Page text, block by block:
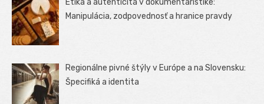
Etika a autenticita v dokumentaristike:
Manipulácia, zodpovednosť a hranice pravdy
Regionálne pivné štýly v Európe a na Slovensku:
Špecifiká a identita